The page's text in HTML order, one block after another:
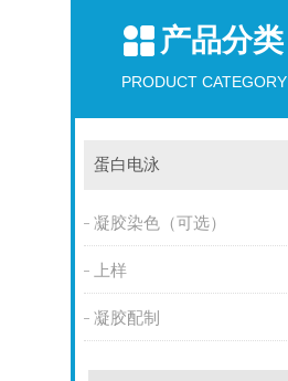
产品分类
PRODUCT CATEGORY
蛋白电泳
凝胶染色（可选）
上样
凝胶配制